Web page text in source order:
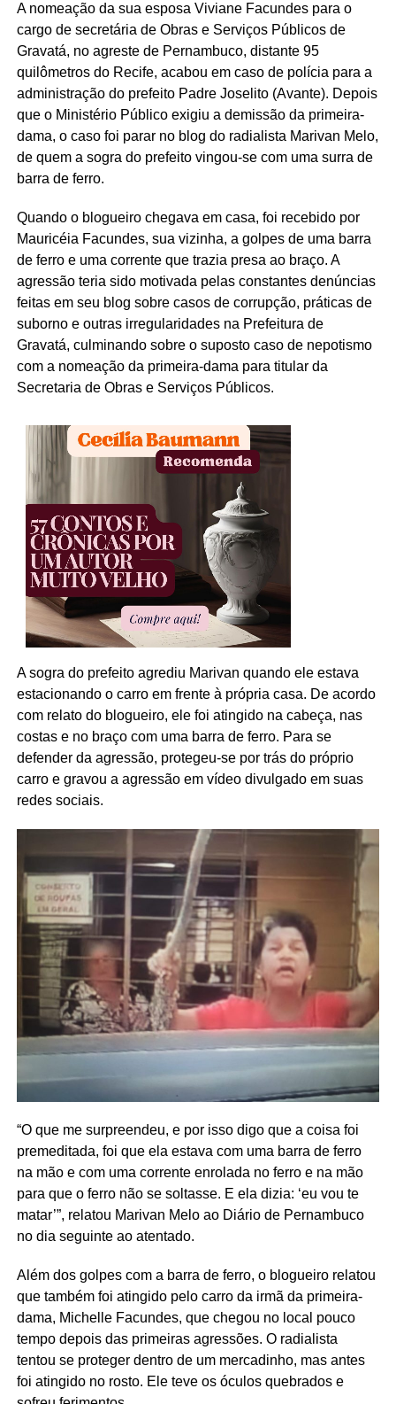
A nomeação da sua esposa Viviane Facundes para o
cargo de secretária de Obras e Serviços Públicos de
Gravatá, no agreste de Pernambuco, distante 95
quilômetros do Recife, acabou em caso de polícia para a
administração do prefeito Padre Joselito (Avante). Depois
que o Ministério Público exigiu a demissão da primeira-
dama, o caso foi parar no blog do radialista Marivan Melo,
de quem a sogra do prefeito vingou-se com uma surra de
barra de ferro.
Quando o blogueiro chegava em casa, foi recebido por
Mauricéia Facundes, sua vizinha, a golpes de uma barra
de ferro e uma corrente que trazia presa ao braço. A
agressão teria sido motivada pelas constantes denúncias
feitas em seu blog sobre casos de corrupção, práticas de
suborno e outras irregularidades na Prefeitura de
Gravatá, culminando sobre o suposto caso de nepotismo
com a nomeação da primeira-dama para titular da
Secretaria de Obras e Serviços Públicos.
A sogra do prefeito agrediu Marivan quando ele estava
estacionando o carro em frente à própria casa. De acordo
com relato do blogueiro, ele foi atingido na cabeça, nas
costas e no braço com uma barra de ferro. Para se
defender da agressão, protegeu-se por trás do próprio
carro e gravou a agressão em vídeo divulgado em suas
redes sociais.
“O que me surpreendeu, e por isso digo que a coisa foi
premeditada, foi que ela estava com uma barra de ferro
na mão e com uma corrente enrolada no ferro e na mão
para que o ferro não se soltasse. E ela dizia: ‘eu vou te
matar’”, relatou Marivan Melo ao Diário de Pernambuco
no dia seguinte ao atentado.
Além dos golpes com a barra de ferro, o blogueiro relatou
que também foi atingido pelo carro da irmã da primeira-
dama, Michelle Facundes, que chegou no local pouco
tempo depois das primeiras agressões. O radialista
tentou se proteger dentro de um mercadinho, mas antes
foi atingido no rosto. Ele teve os óculos quebrados e